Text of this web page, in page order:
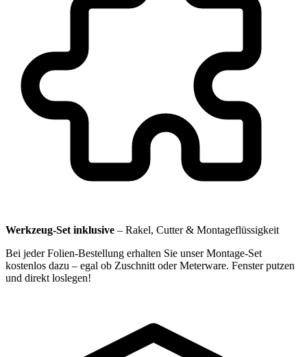
Werkzeug-Set inklusive – Rakel, Cutter & Montageflüssigkeit
Bei jeder Folien-Bestellung erhalten Sie unser Montage-Set
kostenlos dazu – egal ob Zuschnitt oder Meterware. Fenster putzen
und direkt loslegen!